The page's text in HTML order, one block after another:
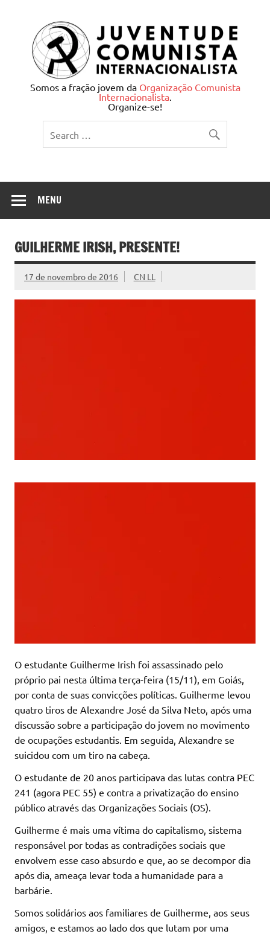
Juventude Comunista
Internacionalista
Somos a fração jovem da Organização Comunista
Internacionalista.
Organize-se!
MENU
GUILHERME IRISH, PRESENTE!
17 de novembro de 2016 CN LL
O estudante Guilherme Irish foi assassinado pelo
próprio pai nesta última terça-feira (15/11), em Goiás,
por conta de suas convicções políticas. Guilherme levou
quatro tiros de Alexandre José da Silva Neto, após uma
discussão sobre a participação do jovem no movimento
de ocupações estudantis. Em seguida, Alexandre se
suicidou com um tiro na cabeça.
O estudante de 20 anos participava das lutas contra PEC
241 (agora PEC 55) e contra a privatização do ensino
público através das Organizações Sociais (OS).
Guilherme é mais uma vítima do capitalismo, sistema
responsável por todas as contradições sociais que
envolvem esse caso absurdo e que, ao se decompor dia
após dia, ameaça levar toda a humanidade para a
barbárie.
Somos solidários aos familiares de Guilherme, aos seus
amigos, e estamos ao lado dos que lutam por uma